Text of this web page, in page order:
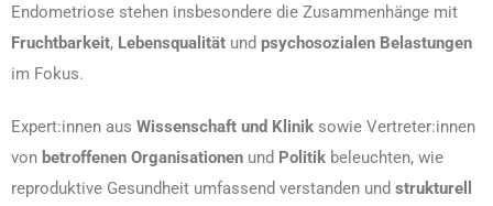
Endometriose stehen insbesondere die Zusammenhänge mit
Fruchtbarkeit, Lebensqualität und psychosozialen Belastungen
im Fokus.
Expert:innen aus Wissenschaft und Klinik sowie Vertreter:innen
von betroffenen Organisationen und Politik beleuchten, wie
reproduktive Gesundheit umfassend verstanden und strukturell